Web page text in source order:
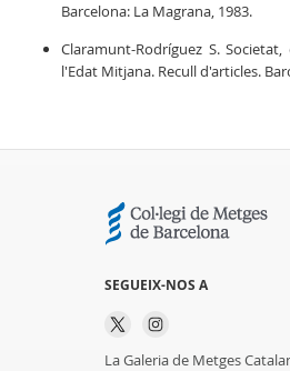
Barcelona: La Magrana, 1983.
Claramunt-Rodríguez S.
l'Edat Mitjana. Recull d'articles.
SEGUEIX-NOS A
La Galeria de Metges